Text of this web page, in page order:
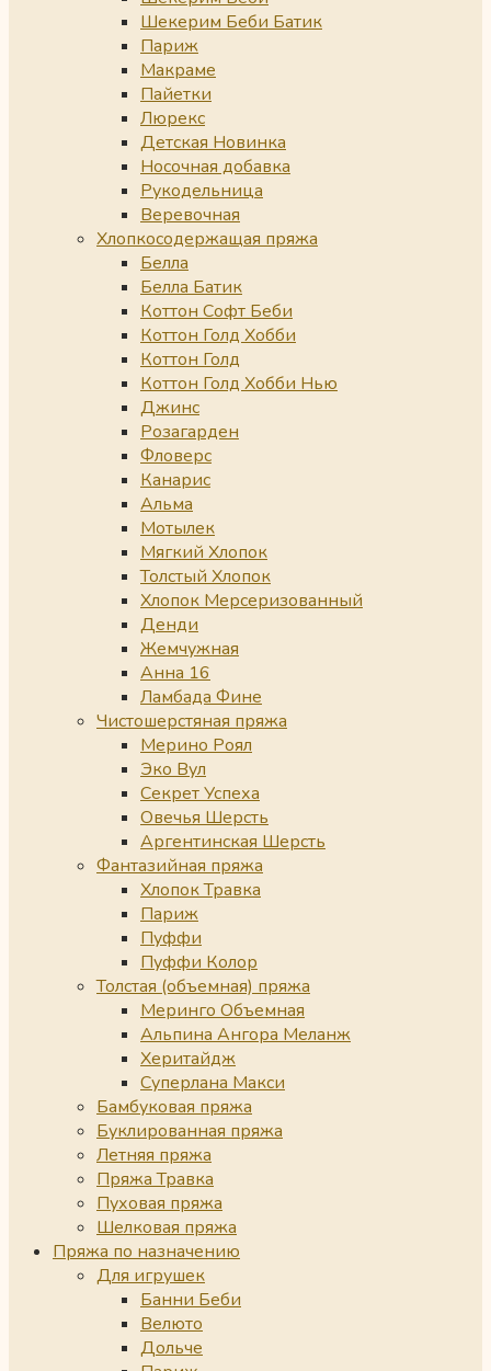
Шекерим Беби Батик
Париж
Макраме
Пайетки
Люрекс
Детская Новинка
Носочная добавка
Рукодельница
Веревочная
Хлопкосодержащая пряжа
Белла
Белла Батик
Коттон Софт Беби
Коттон Голд Хобби
Коттон Голд
Коттон Голд Хобби Нью
Джинс
Розагарден
Фловерс
Канарис
Альма
Мотылек
Мягкий Хлопок
Толстый Хлопок
Хлопок Мерсеризованный
Денди
Жемчужная
Анна 16
Ламбада Фине
Чистошерстяная пряжа
Мерино Роял
Эко Вул
Секрет Успеха
Овечья Шерсть
Аргентинская Шерсть
Фантазийная пряжа
Хлопок Травка
Париж
Пуффи
Пуффи Колор
Толстая (объемная) пряжа
Меринго Объемная
Альпина Ангора Меланж
Херитайдж
Суперлана Макси
Бамбуковая пряжа
Буклированная пряжа
Летняя пряжа
Пряжа Травка
Пуховая пряжа
Шелковая пряжа
Пряжа по назначению
Для игрушек
Банни Беби
Велюто
Дольче